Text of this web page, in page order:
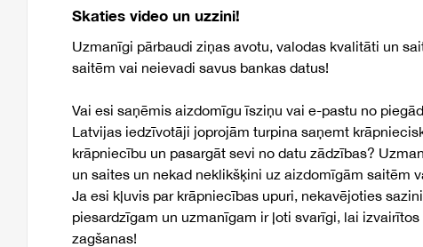
Skaties video un uzzini!
Uzmanīgi pārbaudi ziņas avotu, valodas kvalitāti un
saitēm vai neievadi savus bankas datus!
Vai esi saņēmis aizdomīgu īsziņu vai e-pastu no
Latvijas iedzīvotāji joprojām turpina saņemt
krāpniecību un pasargāt sevi no datu zādzības?
un saites un nekad neklikšķini uz aizdomīgām saitēm
Ja esi kļuvis par krāpniecības upuri, nekavējoties
piesardzīgam un uzmanīgam ir ļoti svarīgi, lai
zagšanas!